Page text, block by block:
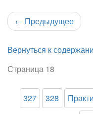
← Предыдущее
Вернуться к
Страница 18
327 328